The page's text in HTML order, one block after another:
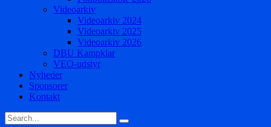
Videoarkiv
Videoarkiv 2024
Videoarkiv 2025
Videoarkiv 2026
DBU Kampklar
VEO-udstyr
Nyheder
Sponsorer
Kontakt